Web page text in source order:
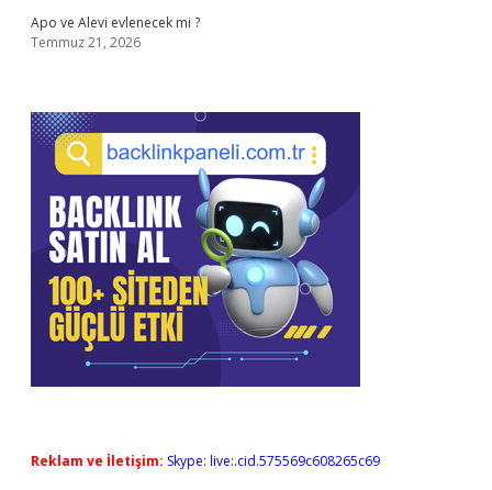
Apo ve Alevi evlenecek mi ?
Temmuz 21, 2026
Reklam ve İletişim: Skype: live:.cid.575569c608265c69